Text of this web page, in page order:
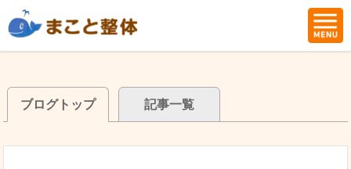
ブログトップ 記事一覧